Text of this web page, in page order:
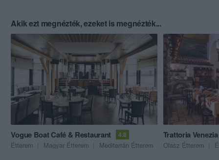
Akik ezt megnézték, ezeket is megnézték...
Vogue Boat Café & Restaurant 4.8
Étterem Magyar Étterem Mediterrán Étterem
Trattoria Venezia
Olasz Étterem